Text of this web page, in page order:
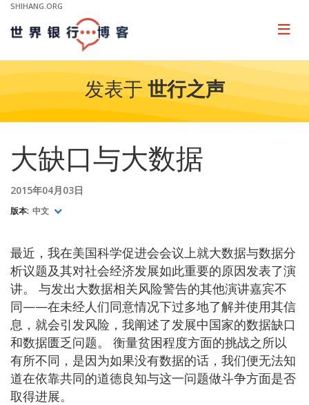
Skip
Main
Navigation
SHIHANG.ORG
Page
发表于 世行之声
大缺口与大数据
2015年04月03日
版本: 中文
最近，我在美国科学促进会会议上就大数据与数据分
析议题及其对社会经济发展如此重要的原因发表了演
讲。 与发出大数据相关风险警告的其他演讲嘉宾不
同——在未经人们同意情况下过多地了解并使用其信
息，就会引发风险，我阐述了发展中国家的数据缺口
和数据匮乏问题。 衡量贫困程度方面的挑战之所以
有所不同，是因为如果没有数据的话，我们便无法知
道在依靠共同的道德良知与这一问题做斗争方面是否
取得进展。